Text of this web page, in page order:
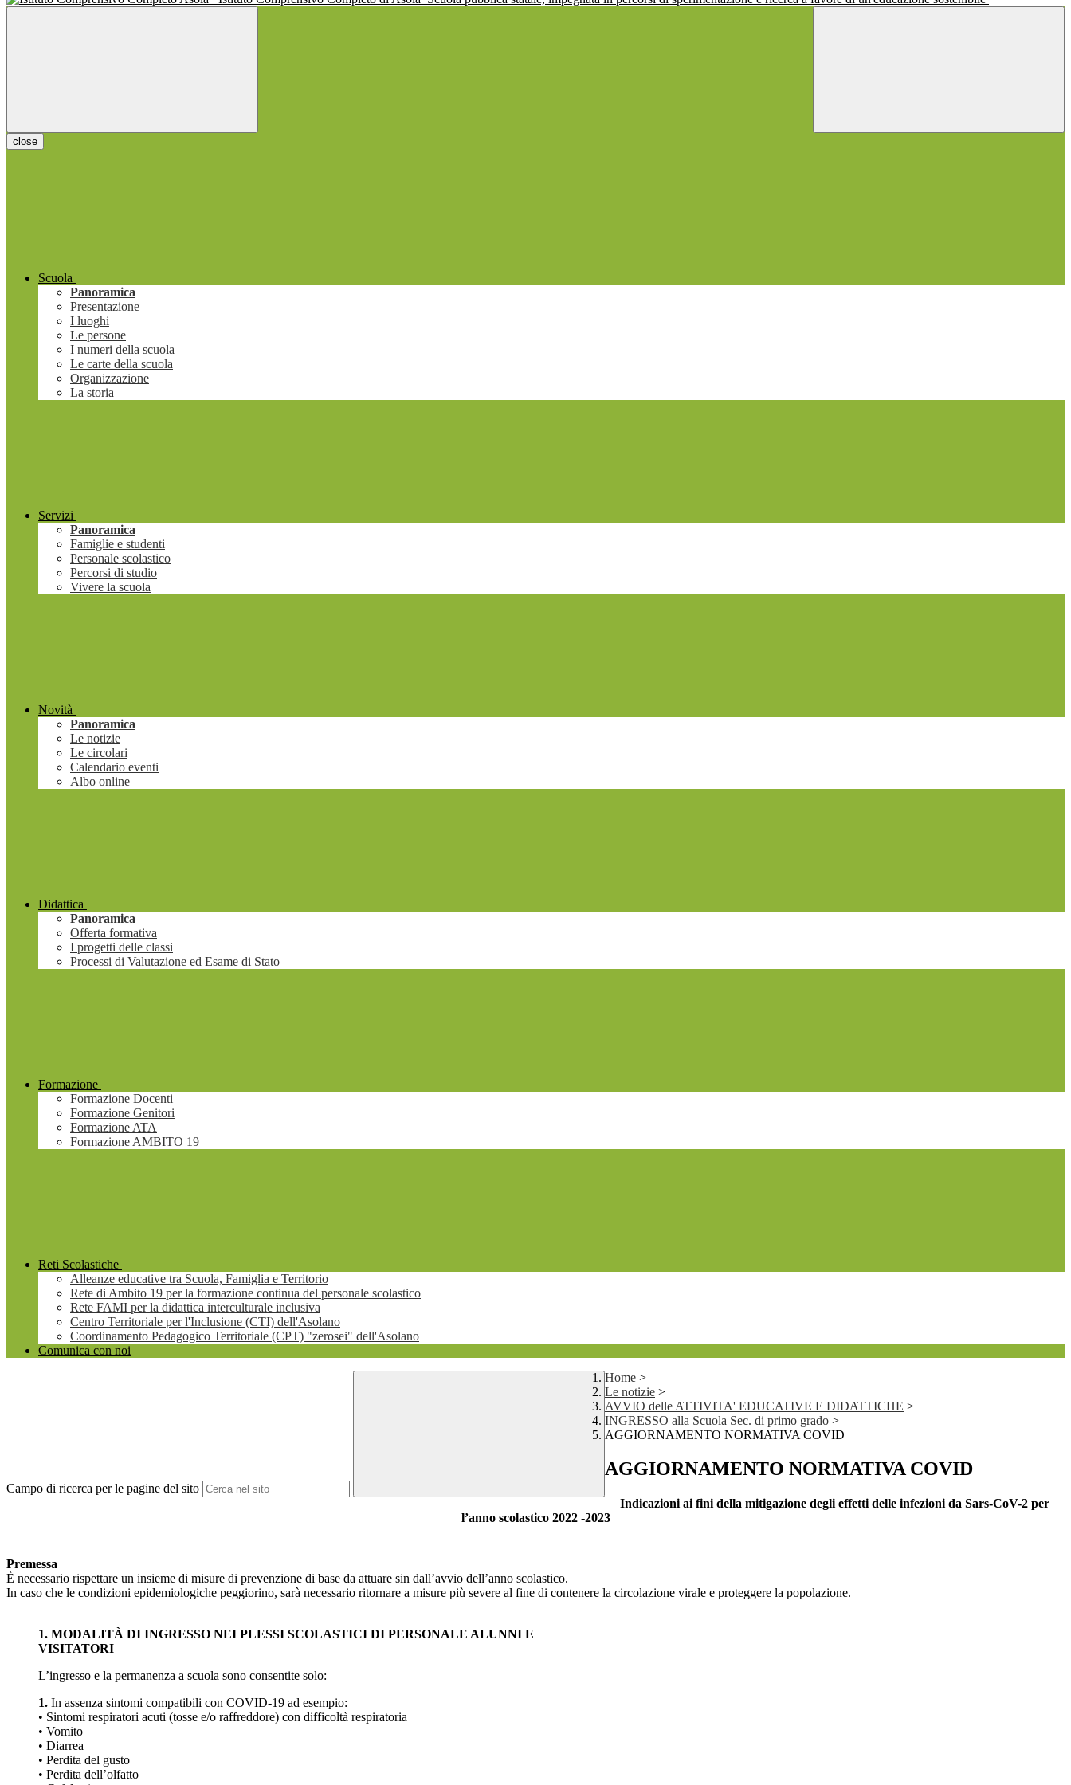
close
Scuola
Panoramica
Presentazione
I luoghi
Le persone
I numeri della scuola
Le carte della scuola
Organizzazione
La storia
Servizi
Panoramica
Famiglie e studenti
Personale scolastico
Percorsi di studio
Vivere la scuola
Novità
Panoramica
Le notizie
Le circolari
Calendario eventi
Albo online
Didattica
Panoramica
Offerta formativa
I progetti delle classi
Processi di Valutazione ed Esame di Stato
Formazione
Formazione Docenti
Formazione Genitori
Formazione ATA
Formazione AMBITO 19
Reti Scolastiche
Alleanze educative tra Scuola, Famiglia e Territorio
Rete di Ambito 19 per la formazione continua del personale scolastico
Rete FAMI per la didattica interculturale inclusiva
Centro Territoriale per l'Inclusione (CTI) dell'Asolano
Coordinamento Pedagogico Territoriale (CPT) "zerosei" dell'Asolano
Comunica con noi
Campo di ricerca per le pagine del sito
Home >
Le notizie >
AVVIO delle ATTIVITA' EDUCATIVE E DIDATTICHE >
INGRESSO alla Scuola Sec. di primo grado >
AGGIORNAMENTO NORMATIVA COVID
AGGIORNAMENTO NORMATIVA COVID
Indicazioni ai fini della mitigazione degli effetti delle infezioni da Sars-CoV-2 per
l’anno scolastico 2022 -2023
Premessa
È necessario rispettare un insieme di misure di prevenzione di base da attuare sin dall’avvio dell’anno scolastico.
In caso che le condizioni epidemiologiche peggiorino, sarà necessario ritornare a misure più severe al fine di contenere la circolazione virale e proteggere la popolazione.
1. MODALITÀ DI INGRESSO NEI PLESSI SCOLASTICI DI PERSONALE ALUNNI E
VISITATORI
L’ingresso e la permanenza a scuola sono consentite solo:
1. In assenza sintomi compatibili con COVID-19 ad esempio:
• Sintomi respiratori acuti (tosse e/o raffreddore) con difficoltà respiratoria
• Vomito
• Diarrea
• Perdita del gusto
• Perdita dell’olfatto